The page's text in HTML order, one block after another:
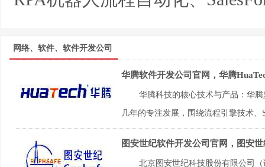
网络、软件、软件开发公司
华腾软件开发公司官网，华腾
华腾科技的核心技术与产品：华
几年的专注发展，围绕流程引擎技术
图安世纪软件开发公司官网，图安
北京图安世纪科技股份有限公司